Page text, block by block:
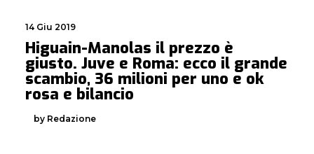
14 Giu 2019
Higuain-Manolas il prezzo è
giusto. Juve e Roma: ecco il grande
scambio, 36 milioni per uno e ok
rosa e bilancio
by Redazione